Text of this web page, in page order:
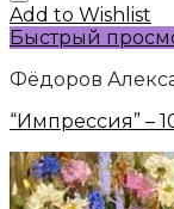
Add to Wishlist
Быстрый
Фёдоров
“Импрессия” –